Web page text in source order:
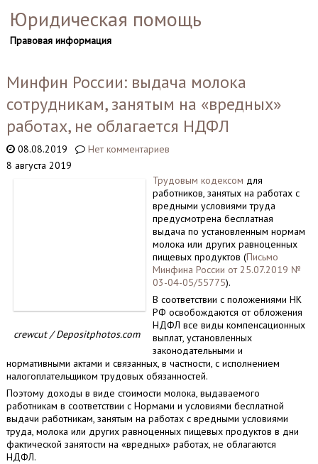
Юридическая помощь
Правовая информация
Минфин России: выдача молока
сотрудникам, занятым на «вредных»
работах, не облагается НДФЛ
08.08.2019
Нет комментариев
8 августа 2019
crewcut / Depositphotos.com
Трудовым кодексом для
работников, занятых на работах с
вредными условиями труда
предусмотрена бесплатная
выдача по установленным нормам
молока или других равноценных
пищевых продуктов (Письмо
Минфина России от 25.07.2019 №
03-04-05/55775).
В соответствии с положениями НК
РФ освобождаются от обложения
НДФЛ все виды компенсационных
выплат, установленных
законодательными и
нормативными актами и связанных, в частности, с исполнением
налогоплательщиком трудовых обязанностей.
Поэтому доходы в виде стоимости молока, выдаваемого
работникам в соответствии с Нормами и условиями бесплатной
выдачи работникам, занятым на работах с вредными условиями
труда, молока или других равноценных пищевых продуктов в дни
фактической занятости на «вредных» работах, не облагаются
НДФЛ.